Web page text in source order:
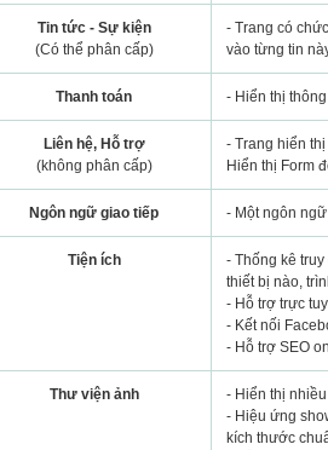
Tin tức - Sự kiện
(Có thể phân cấp)
- Trang có
vào từng tin
Thanh toán - Hiển thị
Liên hệ, Hỗ trợ
(không phân cấp)
- Trang hiển
Hiển thị Form
Ngôn ngữ giao tiếp - Một ngôn
Tiện ích
- Thống kê
thiết bị nào,
- Hỗ trợ trực
- Kết nối
- Hỗ trợ SEO
Thư viện ảnh
- Hiển thị
- Hiệu ứng
kích thước